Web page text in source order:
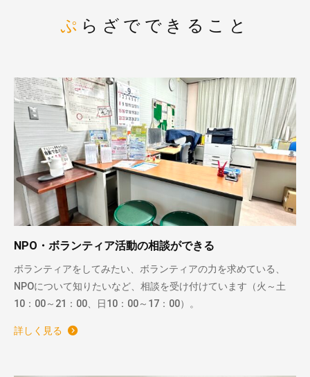
ぷらざでできること
NPO・ボランティア活動の相談ができる
ボランティアをしてみたい、ボランティアの力を求めている、
NPOについて知りたいなど、相談を受け付けています（火～土
10：00～21：00、日10：00～17：00）。
詳しく見る